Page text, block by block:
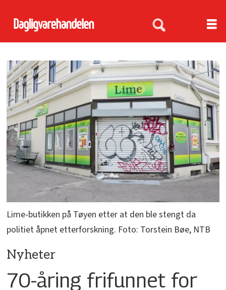
Lime-butikken på Tøyen etter at den ble stengt da
politiet åpnet etterforskning. Foto: Torstein Bøe, NTB
Nyheter
70-åring frifunnet for